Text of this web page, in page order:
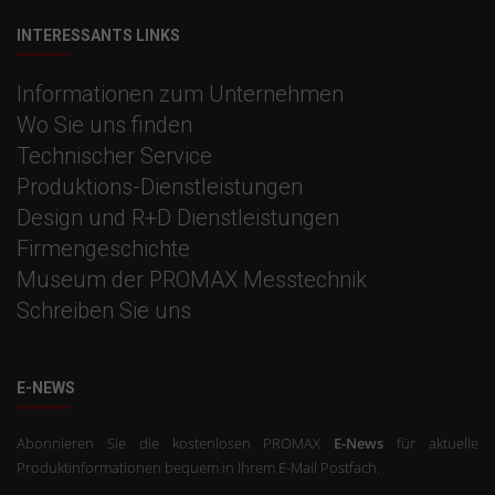
INTERESSANTS LINKS
Informationen zum Unternehmen
Wo Sie uns finden
Technischer Service
Produktions-Dienstleistungen
Design und R+D Dienstleistungen
Firmengeschichte
Museum der PROMAX Messtechnik
Schreiben Sie uns
E-NEWS
Abonnieren Sie die kostenlosen PROMAX E-News für aktuelle
Produktinformationen bequem in Ihrem E-Mail Postfach.